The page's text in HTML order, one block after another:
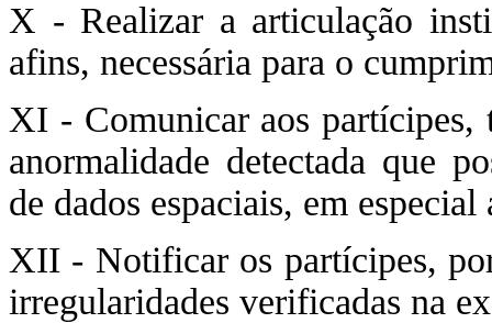
X - Realizar a articulação
afins, necessária para o
XI - Comunicar aos partícipes,
anormalidade detectada que
de dados espaciais, em
XII - Notificar os partícipes,
irregularidades verificadas na